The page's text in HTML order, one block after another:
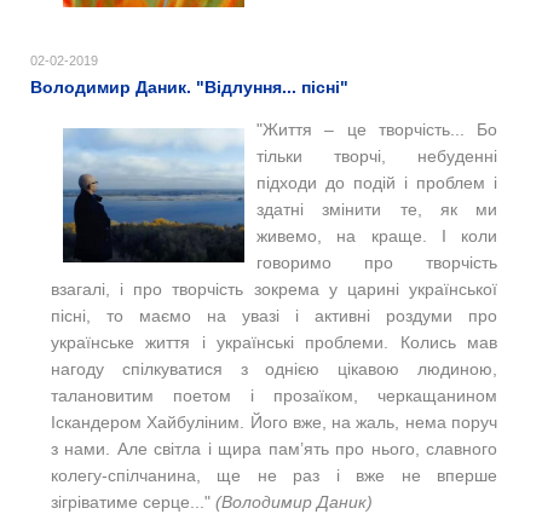
02-02-2019
Володимир Даник. "Відлуння... пісні"
"Життя – це творчість... Бо
тільки творчі, небуденні
підходи до подій і проблем і
здатні змінити те, як ми
живемо, на краще. І коли
говоримо про творчість
взагалі, і про творчість зокрема у царині української
пісні, то маємо на увазі і активні роздуми про
українське життя і українські проблеми. Колись мав
нагоду спілкуватися з однією цікавою людиною,
талановитим поетом і прозаїком, черкащанином
Іскандером Хайбуліним. Його вже, на жаль, нема поруч
з нами. Але світла і щира пам’ять про нього, славного
колегу-спілчанина, ще не раз і вже не вперше
зігріватиме серце..." (Володимир Даник)